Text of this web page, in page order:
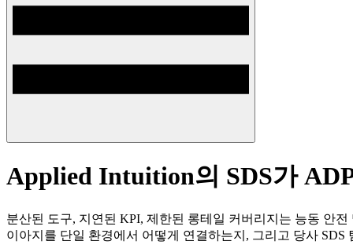
Applied Intuition의 SDS가
분산된 도구, 지연된 KPI, 제한된 롱테일 커버리지는 능동 안
이아지를 단일 환경에서 어떻게 연결하는지, 그리고 당사